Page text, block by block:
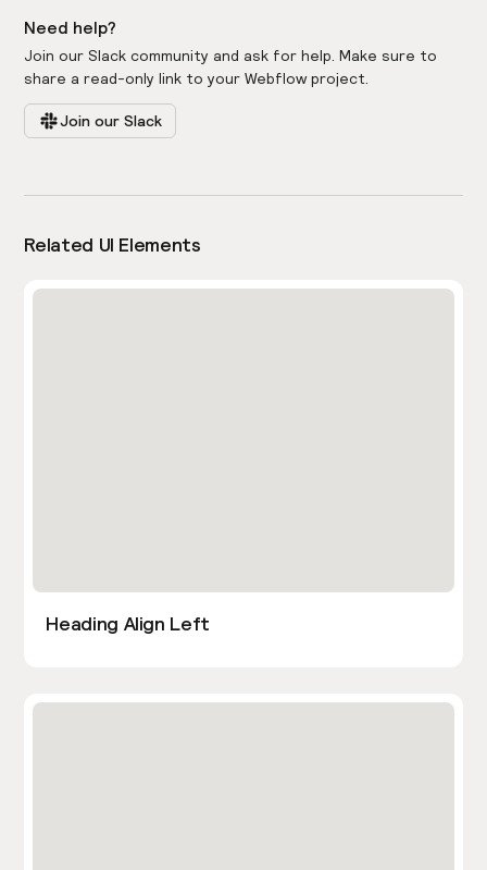
Need help?
Join our Slack community and ask for help. Make sure to
share a read-only link to your Webflow project.
Join our Slack
Related UI Elements
Heading Align Left